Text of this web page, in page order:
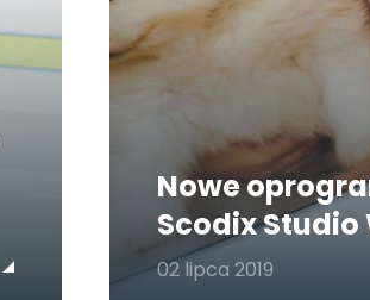
Nowe
Scodix Studio
02 lipca 2019